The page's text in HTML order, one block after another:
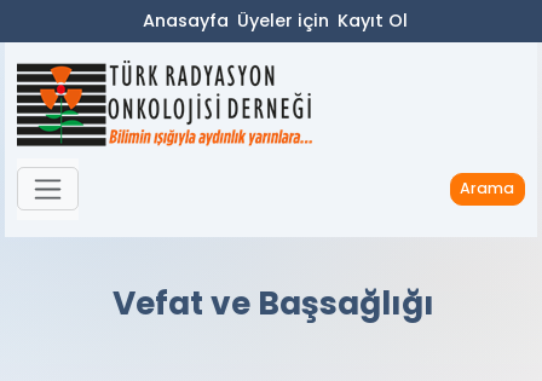
Anasayfa Üyeler için Kayıt Ol
Arama
Vefat ve Başsağlığı